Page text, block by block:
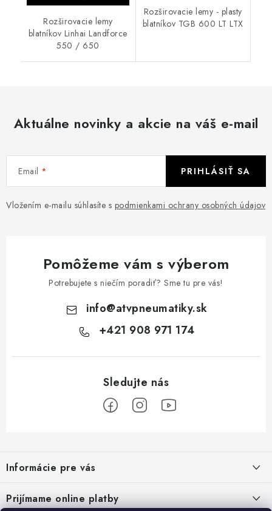
Rozširovacie lemy
blatníkov Linhai Landforce
550 / 650
Rozširovacie lemy - plasty
blatníkov TGB 600 LT LTX
Aktuálne novinky a akcie na váš e-mail
Email
Vložením e-mailu súhlasíte s podmienkami ochrany osobných údajov
PRIHLÁSIŤ SA
Pomôžeme vám s výberom
Potrebujete s niečím poradiť? Sme tu pre vás!
info@atvpneumatiky.sk
+421 908 971 174
p
ä
Informácie pre vás
Prijímame online platby